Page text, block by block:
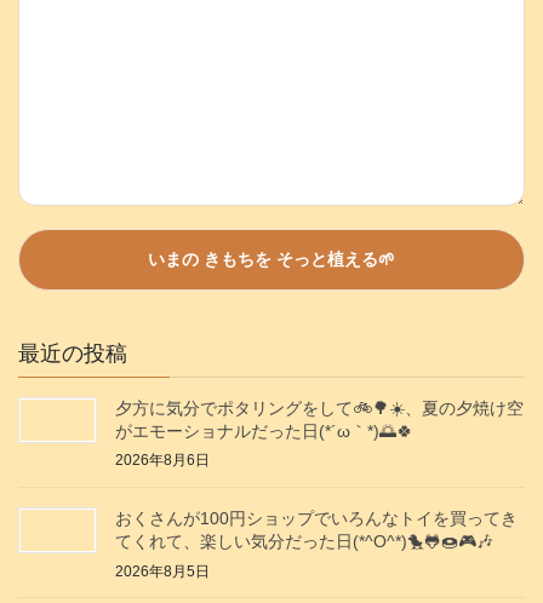
最近の投稿
夕方に気分でポタリングをして🚲️🌳☀️、夏の夕焼け空
がエモーショナルだった日(⁠*⁠´⁠ω⁠｀⁠*⁠)🌅🍀
2026年8月6日
おくさんが100円ショップでいろんなトイを買ってき
てくれて、楽しい気分だった日(*^O^*)🐤🐸🍩🎮️🎶
2026年8月5日